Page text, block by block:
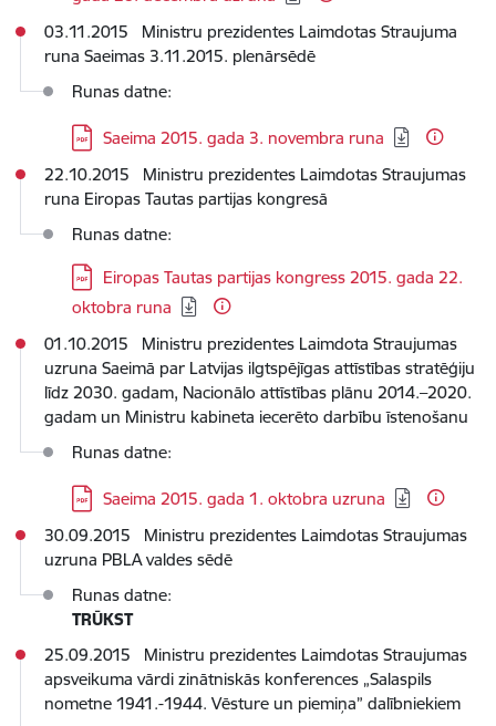
03.11.2015 Ministru prezidentes Laimdotas Straujuma
runa Saeimas 3.11.2015. plenārsēdē
Runas datne:
Lejupielādēt:
Saeima 2015. gada 3. novembra runa
22.10.2015 Ministru prezidentes Laimdotas Straujumas
runa Eiropas Tautas partijas kongresā
Runas datne:
Lejupielādēt:
Eiropas Tautas partijas kongress 2015. gada 22.
oktobra runa
01.10.2015 Ministru prezidentes Laimdota Straujumas
uzruna Saeimā par Latvijas ilgtspējīgas attīstības stratēģiju
līdz 2030. gadam, Nacionālo attīstības plānu 2014.–2020.
gadam un Ministru kabineta iecerēto darbību īstenošanu
Runas datne:
Lejupielādēt:
Saeima 2015. gada 1. oktobra uzruna
30.09.2015 Ministru prezidentes Laimdotas Straujumas
uzruna PBLA valdes sēdē
Runas datne:
TRŪKST
25.09.2015 Ministru prezidentes Laimdotas Straujumas
apsveikuma vārdi zinātniskās konferences „Salaspils
nometne 1941.-1944. Vēsture un piemiņa” dalībniekiem